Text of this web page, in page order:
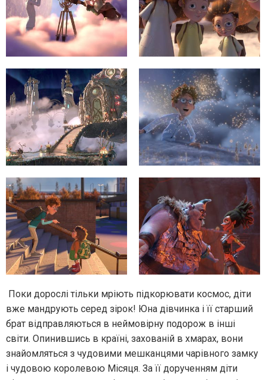
Поки дорослі тільки мріють підкорювати космос, діти
вже мандрують серед зірок! Юна дівчинка і її старший
брат відправляються в неймовірну подорож в інші
світи. Опинившись в країні, захованій в хмарах, вони
знайомляться з чудовими мешканцями чарівного замку
і чудовою королевою Місяця. За її дорученням діти